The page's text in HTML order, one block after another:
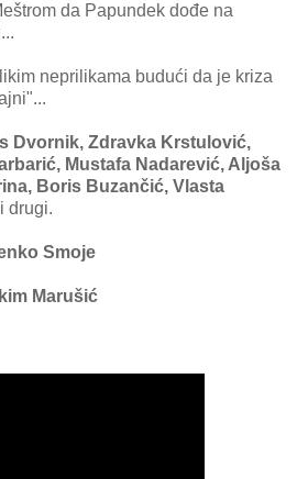
da Papundek dođe na
neprilikama budući da je kriza
Dvornik, Zdravka Krstulović,
Mustafa Nadarević, Aljoša
Boris Buzančić, Vlasta
i drugi.
Smoje
Marušić